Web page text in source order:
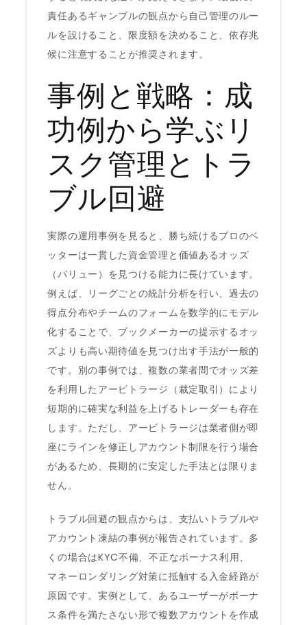
責任あるギャンブルの観点から自己管理のルー
ルを設けること、限度額を決めること、依存兆
候に注意することが推奨されます。
事例と戦略：成
功例から学ぶリ
スク管理とトラ
ブル回避
実際の運用事例を見ると、勝ち続けるプロのベ
ッターは一貫した資金管理と価値あるオッズ
（バリュー）を見つける能力に長けています。
例えば、リーグごとの統計分析を行い、過去の
得点分布やチームのフォームを数学的にモデル
化することで、ブックメーカーの提示するオッ
ズよりも高い期待値を見つけ出す手法が一般的
です。別の事例では、複数の業者間でオッズ差
を利用したアービトラージ（裁定取引）により
短期的に確実な利益を上げるトレーダーも存在
します。ただし、アービトラージは業者側が即
座にラインを修正しアカウント制限を行う場合
があるため、長期的に安定した手法とは限りま
せん。
トラブル回避の観点からは、支払いトラブルや
アカウント凍結の事例が報告されています。多
くの場合はKYC不備、不正なボーナス利用、
マネーロンダリング対策に抵触する入金経路が
原因です。実例として、あるユーザーがボーナ
ス条件を満たさない形で複数アカウントを作成